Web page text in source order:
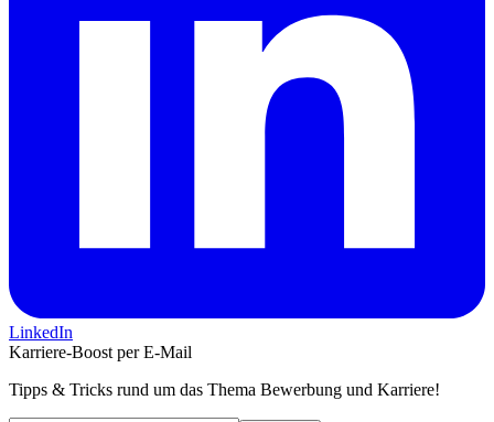
LinkedIn
Karriere-Boost per E-Mail
Tipps & Tricks rund um das Thema Bewerbung und Karriere!